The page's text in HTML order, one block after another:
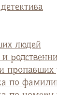
людей
по